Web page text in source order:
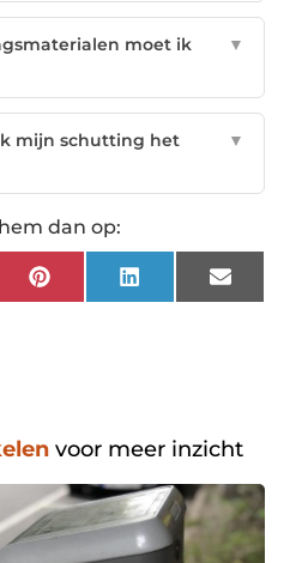
moet ik
▼
mijn schutting het
▼
dan op:
Pinterest LinkedIn Email
voor meer inzicht